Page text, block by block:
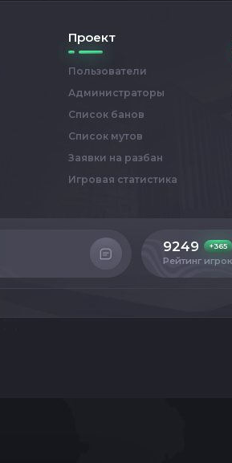
Проект
Пользователи
Администраторы
Список банов
Список мутов
Заявки на разбан
Игровая статистика
9249 +365
Рейтинг